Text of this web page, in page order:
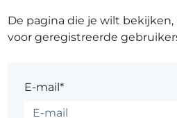
De pagina die je wilt bekijken,
voor geregistreerde
E-mail*